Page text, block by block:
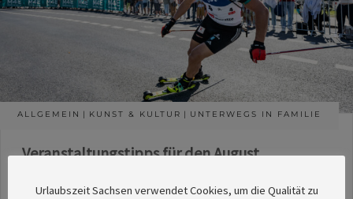
ALLGEMEIN KUNST & KULTUR UNTERWEGS IN FAMILIE
Veranstaltungstipps für den August
Urlaubszeit Sachsen verwendet Cookies, um die Qualität zu